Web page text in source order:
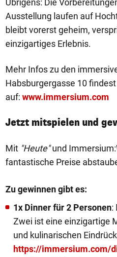
Übrigens: Die
Ausstellung laufen auf
bleibt vorerst geheim,
einzigartiges Erlebnis.
Mehr Infos zu den
Habsburgergasse 10
auf: www.immersium.com
Jetzt mitspielen und
Mit "Heute"und
fantastische Preise
Zu gewinnen gibt es:
1x Dinner für 2 Personen:
Zwei ist eine einzigartige
und kulinarischen
https://immersium.com/